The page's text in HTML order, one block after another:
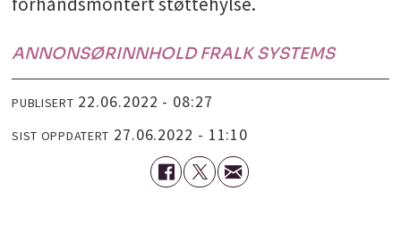
ANNONSØRINNHOLD FRALK SYSTEMS
PUBLISERT 22.06.2022 - 08:27
SIST OPPDATERT 27.06.2022 - 11:10